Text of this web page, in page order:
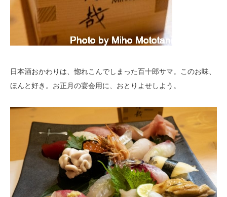
日本酒おかわりは、惚れこんでしまった百十郎サマ。このお味、
ほんと好き。お正月の宴会用に、おとりよせしよう。